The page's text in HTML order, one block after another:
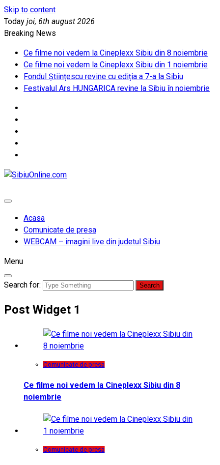
Skip to content
Today joi, 6th august 2026
Breaking News
Ce filme noi vedem la Cineplexx Sibiu din 8 noiembrie
Ce filme noi vedem la Cineplexx Sibiu din 1 noiembrie
Fondul Științescu revine cu ediția a 7-a la Sibiu
Festivalul Ars HUNGARICA revine la Sibiu în noiembrie
Acasa
Comunicate de presa
WEBCAM – imagini live din judetul Sibiu
Menu
Search for:
Post Widget 1
Comunicate de presa
Ce filme noi vedem la Cineplexx Sibiu din 8
noiembrie
Comunicate de presa